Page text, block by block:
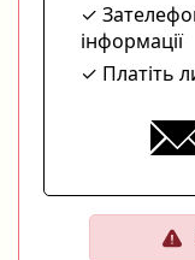
інформації
Платіть